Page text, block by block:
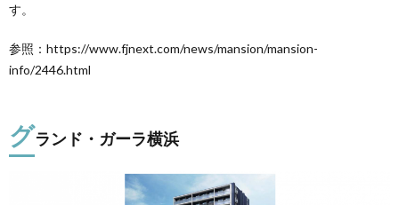
す。
参照：https://www.fjnext.com/news/mansion/mansion-
info/2446.html
グランド・ガーラ横浜